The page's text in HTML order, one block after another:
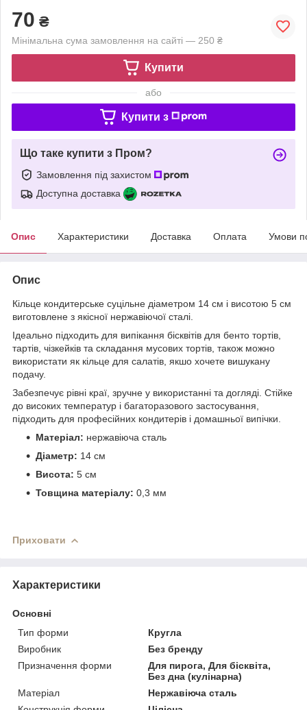
70 ₴
Мінімальна сума замовлення на сайті — 250 ₴
Купити
або
Купити з
Що таке купити з Пром?
Замовлення під захистом
Доступна доставка
Опис Характеристики Доставка Оплата Умови
Опис
Кільце кондитерське суцільне діаметром 14 см і висотою 5 см
виготовлене з якісної нержавіючої сталі.
Ідеально підходить для випікання бісквітів для бенто тортів,
тартів, чізкейків та складання мусових тортів, також можно
використати як кільце для салатів, якшо хочете вишукану
подачу.
Забезпечує рівні краї, зручне у використанні та догляді. Стійке
до високих температур і багаторазового застосування,
підходить для професійних кондитерів і домашньої випічки.
Матеріал: нержавіюча сталь
Діаметр: 14 см
Висота: 5 см
Товщина матеріалу: 0,3 мм
Приховати
Характеристики
Основні
Тип форми
Кругла
Виробник
Без бренду
Призначення форми
Для пирога, Для бісквіта,
Без дна (кулінарна)
Матеріал
Нержавіюча сталь